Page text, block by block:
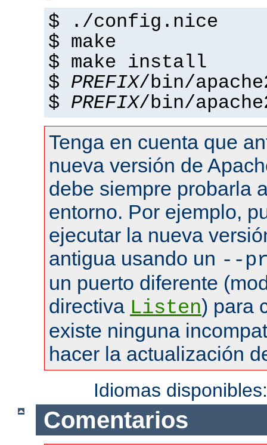
$ ./config.nice
$ make
$ make install
$ PREFIX/bin/
$ PREFIX/bin/
Tenga en cuenta que
nueva versión de
debe siempre probarla
entorno. Por ejemplo,
ejecutar la nueva
antigua usando un --
un puerto diferente
directiva Listen) para
existe ninguna
hacer la actualización
Idiomas
Comentarios